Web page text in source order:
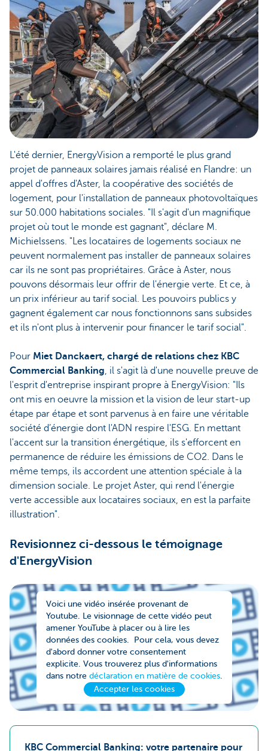
L'été dernier, EnergyVision a remporté le plus grand
projet de panneaux solaires jamais réalisé en Flandre: un
appel d'offres d'Aster, la coopérative des sociétés de
logement, pour l'installation de panneaux photovoltaïques
sur 50.000 habitations sociales. "Il s'agit d'un magnifique
projet où tout le monde est gagnant", déclare M.
Michielssens. "Les locataires de logements sociaux ne
peuvent normalement pas installer de panneaux solaires
car ils ne sont pas propriétaires. Grâce à Aster, nous
pouvons désormais leur offrir de l'énergie verte. Et ce, à
un prix inférieur au tarif social. Les pouvoirs publics y
gagnent également car nous fonctionnons sans subsides
et ils n'ont plus à intervenir pour financer le tarif social".
Pour Miet Danckaert, chargé de relations chez KBC
Commercial Banking, il s'agit là d'une nouvelle preuve de
l'esprit d'entreprise inspirant propre à EnergyVision: "Ils
ont mis en oeuvre la mission et la vision de leur start-up
étape par étape et sont parvenus à en faire une véritable
société d’énergie dont l'ADN respire l'ESG. En mettant
l'accent sur la transition énergétique, ils s'efforcent en
permanence de réduire les émissions de CO2. Dans le
même temps, ils accordent une attention spéciale à la
dimension sociale. Le projet Aster, qui rend l'énergie
verte accessible aux locataires sociaux, en est la parfaite
illustration".
Revisionnez ci-dessous le témoignage
d'EnergyVision
Voici une vidéo insérée provenant de
Youtube. Le visionnage de cette vidéo peut
amener YouTube à placer ou à lire les
données des cookies. Pour cela, vous devez
d'abord donner votre consentement
explicite. Vous trouverez plus d'informations
dans notre déclaration en matière de cookies.
Accepter les cookies
KBC Commercial Banking: votre partenaire pour